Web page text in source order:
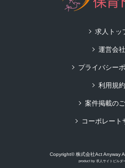
求人トッ
運営会社
プライバシー
利用規約
案件掲載の
コーポレート
Copyright© 株式会社Act Anyway
product by 求人サイトビルダ